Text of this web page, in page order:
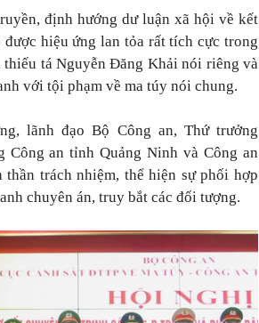
định hướng dư luận xã hội về kết
hiệu ứng lan tỏa rất tích cực trong
tá Nguyễn Đăng Khải nói riêng và
với tội phạm về ma túy nói chung.
lãnh đạo Bộ Công an, Thứ trưởng
an tỉnh Quảng Ninh và Công an
trách nhiệm, thể hiện sự phối hợp
chuyên án, truy bắt các đối tượng.